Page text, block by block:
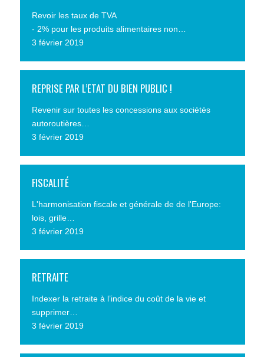
Revoir les taux de TVA
- 2% pour les produits alimentaires non…
3 février 2019
REPRISE PAR L’ETAT DU BIEN PUBLIC !
Revenir sur toutes les concessions aux sociétés
autoroutières…
3 février 2019
FISCALITÉ
L'harmonisation fiscale et générale de de l'Europe:
lois, grille…
3 février 2019
RETRAITE
Indexer la retraite à l’indice du coût de la vie et
supprimer…
3 février 2019